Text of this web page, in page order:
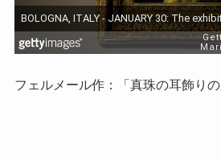
フェルメール作：「真珠の耳飾りの